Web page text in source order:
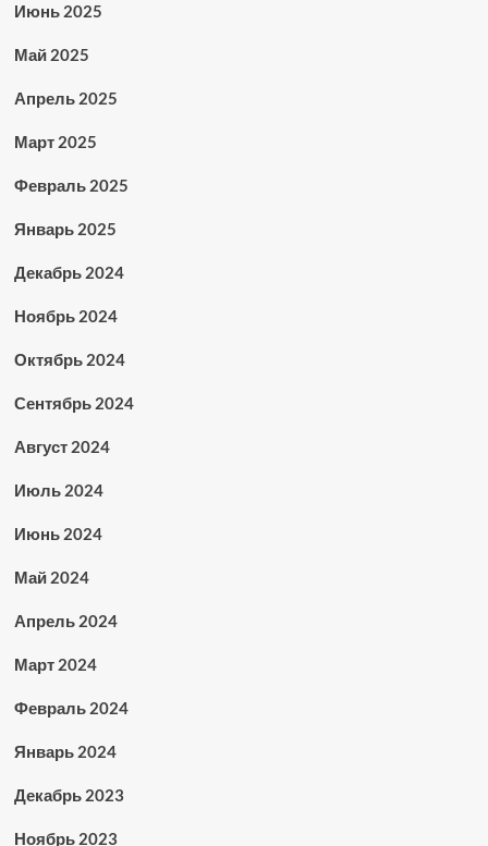
Июнь 2025
Май 2025
Апрель 2025
Март 2025
Февраль 2025
Январь 2025
Декабрь 2024
Ноябрь 2024
Октябрь 2024
Сентябрь 2024
Август 2024
Июль 2024
Июнь 2024
Май 2024
Апрель 2024
Март 2024
Февраль 2024
Январь 2024
Декабрь 2023
Ноябрь 2023